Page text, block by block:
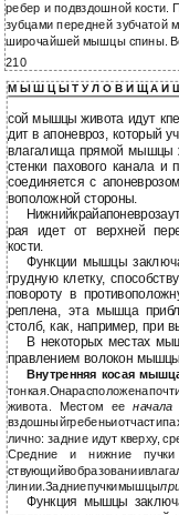
ребер и подвздошной кости.
зубцами передней зубчатой
широчайшей мышцы спины.
210
М Ы Ш Ц Ы Т У Л О В И Щ А И
сой мышцы живота идут
дит в апоневроз, который
влагалища прямой мышцы
стенки пахового канала
соединяется с
воположной стороны.
рая идет от верхней
кости.
Функции мышцы
грудную клетку,
повороту в
реплена, эта мышца
столб, как, например, при
В некоторых местах
правлением волокон
Внутренняя косая
живота. Местом ееначала
лично: задние идут кверху,
Средние и нижние
линии.Задниепучкимышцы
Функция мышцы